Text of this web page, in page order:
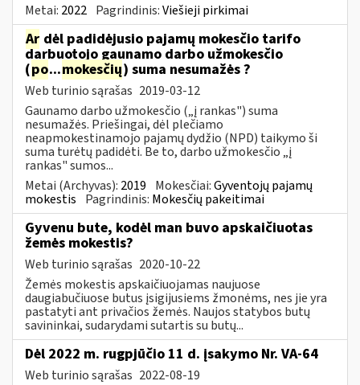
Metai: 2022 Pagrindinis:Viešieji pirkimai
Ar dėl padidėjusio pajamų mokesčio tarifo
darbuotojo gaunamo darbo užmokesčio
(po...mokesčių) suma nesumažės ?
Web turinio sąrašas 2019-03-12
Gaunamo darbo užmokesčio („į rankas") suma
nesumažės. Priešingai, dėl plečiamo
neapmokestinamojo pajamų dydžio (NPD) taikymo ši
suma turėtų padidėti. Be to, darbo užmokesčio „į
rankas" sumos...
Metai (Archyvas): 2019 Mokesčiai:Gyventojų pajamų
mokestis Pagrindinis: Mokesčių pakeitimai
Gyvenu bute, kodėl man buvo apskaičiuotas
žemės mokestis?
Web turinio sąrašas 2020-10-22
Žemės mokestis apskaičiuojamas naujuose
daugiabučiuose butus įsigijusiems žmonėms, nes jie yra
pastatyti ant privačios žemės. Naujos statybos butų
savininkai, sudarydami sutartis su butų...
Dėl 2022 m. rugpjūčio 11 d. įsakymo Nr. VA-64
Web turinio sąrašas 2022-08-19